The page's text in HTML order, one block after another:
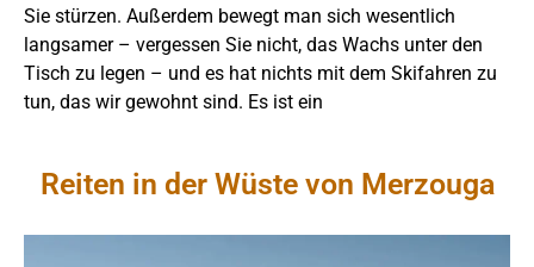
Sie stürzen. Außerdem bewegt man sich wesentlich
langsamer – vergessen Sie nicht, das Wachs unter den
Tisch zu legen – und es hat nichts mit dem Skifahren zu
tun, das wir gewohnt sind. Es ist ein
Reiten in der Wüste von Merzouga